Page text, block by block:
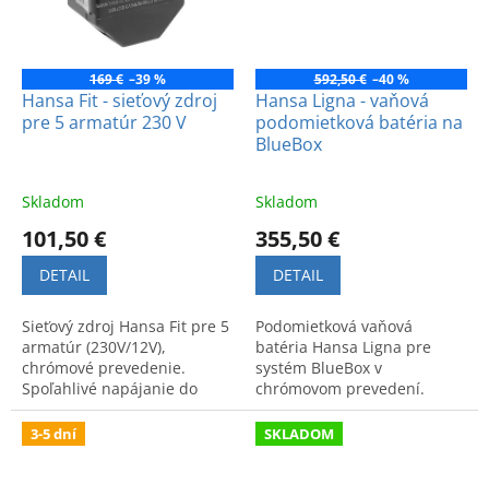
169 € –39 %
Hansa Fit - sieťový zdroj
pre 5 armatúr 230 V
Skladom
101,50 €
DETAIL
Sieťový zdroj Hansa Fit pre 5
armatúr (230V/12V),
chrómové prevedenie.
Spoľahlivé napájanie do
kúpeľne. Kód produktu:
64990100.
592,50 € –40 %
Hansa Ligna - vaňová
podomietková batéria na
BlueBox
Skladom
355,50 €
DETAIL
Podomietková vaňová
batéria Hansa Ligna pre
systém BlueBox v
chrómovom prevedení.
Spája nemeckú kvalitu,
nadčasový dizajn a
spoľahlivú funkčnosť pre
3-5 dní SKLADOM